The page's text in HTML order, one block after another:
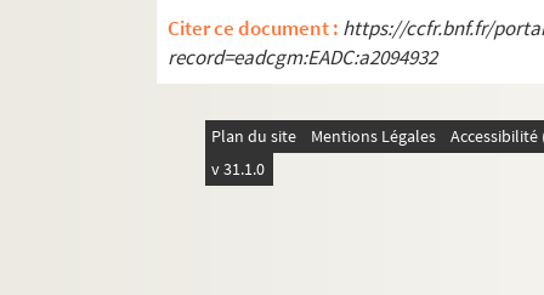
Citer ce document : https://ccfr.bnf.fr/
record=eadcgm:EADC:a2094932
Plan du site Mentions Légales
v 31.1.0